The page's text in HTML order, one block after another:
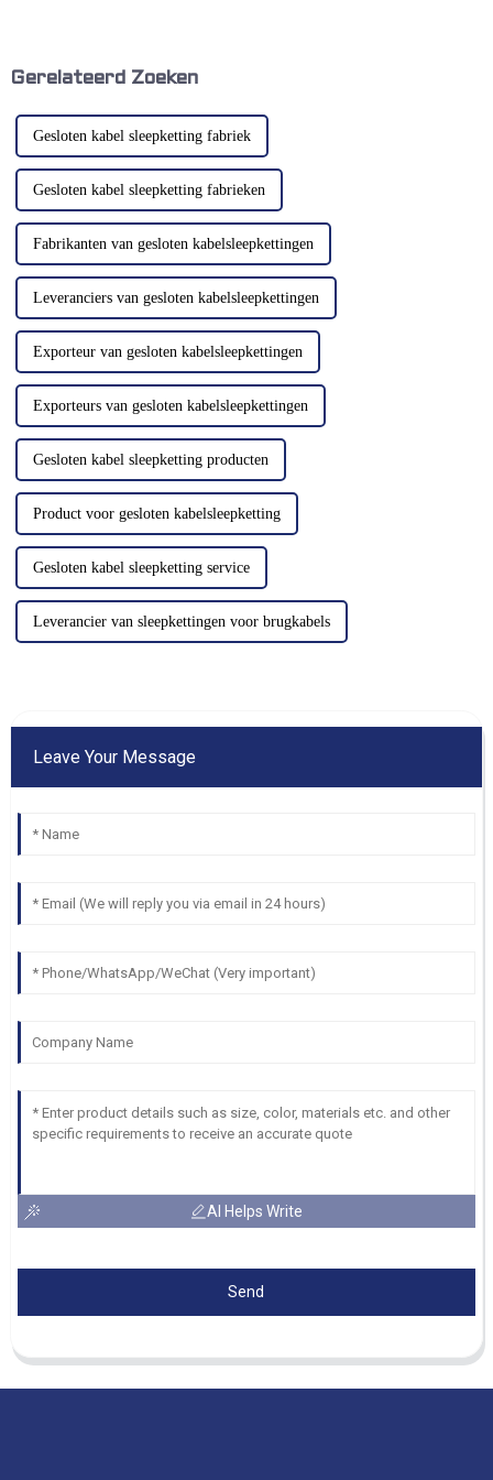
over te brengen naar het
volgende...
Gerelateerd Zoeken
Gesloten kabel sleepketting fabriek
Gesloten kabel sleepketting fabrieken
Fabrikanten van gesloten kabelsleepkettingen
Leveranciers van gesloten kabelsleepkettingen
Exporteur van gesloten kabelsleepkettingen
Exporteurs van gesloten kabelsleepkettingen
Gesloten kabel sleepketting producten
Product voor gesloten kabelsleepketting
Gesloten kabel sleepketting service
Leverancier van sleepkettingen voor brugkabels
Leave Your Message
AI Helps Write
Send